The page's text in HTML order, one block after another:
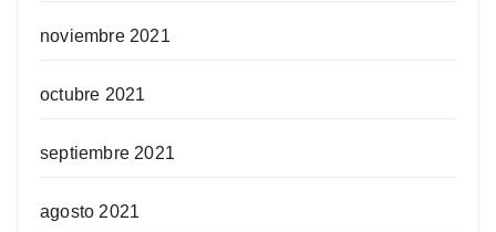
noviembre 2021
octubre 2021
septiembre 2021
agosto 2021